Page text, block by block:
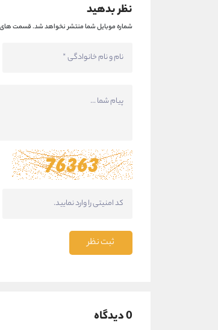
نظر بدهید
شماره موبایل شما منتشر نخواهد شد.قسمت های
ثبت نظر
0 دیدگاه